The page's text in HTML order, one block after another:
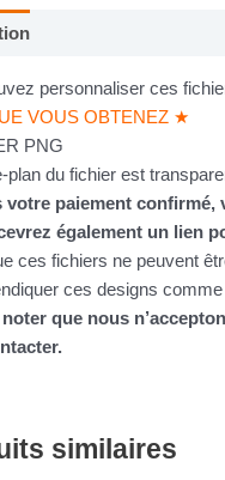
personnaliser ces
VOUS OBTENEZ ★
PNG
plan du fichier est
votre paiement
également un lien
ces fichiers ne peuvent
ces designs
que nous
similaires